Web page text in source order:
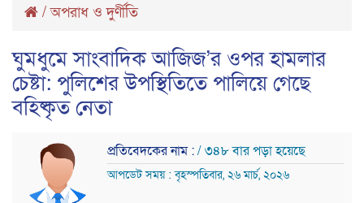
/অপরাধ ও দুর্ণীতি
ঘুমধুমে সাংবাদিক আজিজ’র ওপর হামলার
চেষ্টা: পুলিশের উপস্থিতিতে পালিয়ে গেছে
বহিষ্কৃত নেতা
প্রতিবেদকের নাম :/ ৩৪৮ বার পড়া হয়েছে
আপডেট সময় : বৃহস্পতিবার, ২৬ মার্চ, ২০২৬